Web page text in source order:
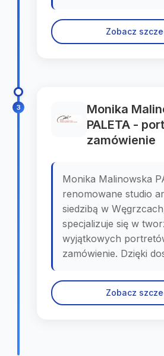
Zobacz
3
Monika
PALETA -
zamówienie
Monika Malinowska
renomowane studio
siedzibą w
specjalizuje się w
wyjątkowych
zamówienie. Dzięki
Zobacz